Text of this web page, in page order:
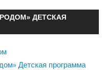
ДЕТСКАЯ
Детская программа